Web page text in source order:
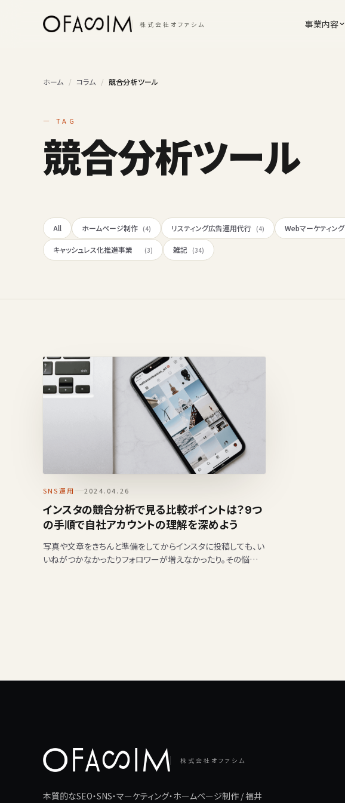
株式会社オファシム 事業内容
ホーム / コラム / 競合分析ツール
— TAG
競合分析ツール
All ホームページ制作 (4) リスティング広告運用代行 (4) Webマーケティング
キャッシュレス化推進事業 (3) 雑記 (34)
SNS運用 2024.04.26
インスタの競合分析で見る比較ポイントは？9つ
の手順で自社アカウントの理解を深めよう
写真や文章をきちんと準備をしてからインスタに投稿しても、い
いねがつかなかったりフォロワーが増えなかったり。その悩みを
株式会社オファシム
本質的なSEO・SNS・マーケティング・ホームページ制作 / 福井